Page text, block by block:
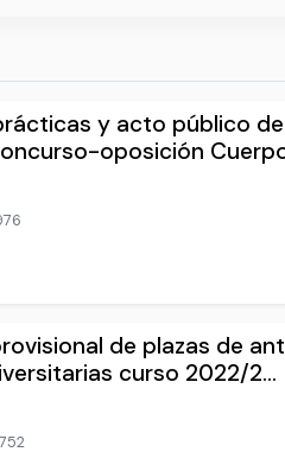
y acto público
oposición
de plazas de
curso 2022/2...